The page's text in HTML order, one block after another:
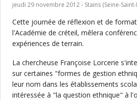
jeudi 29 novembre 2012 - Stains (Seine-
Cette journée de réflexion et de
l'Académie de créteil, mêlera
expériences de terrain.
La chercheuse Françoise Lorcerie
sur certaines "formes de gestion
leur nom dans les établissements
intéressée à "la question ethnique" à